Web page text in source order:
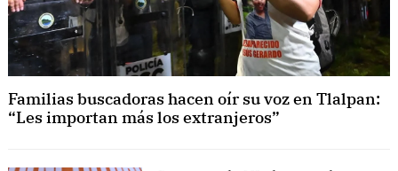
Familias buscadoras hacen oír su voz en Tlalpan:
“Les importan más los extranjeros”